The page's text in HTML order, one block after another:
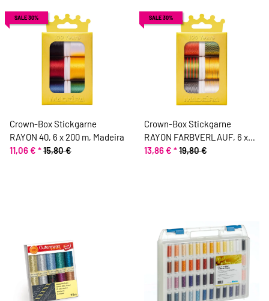
SALE 30%
Crown-Box Stickgarne
RAYON 40, 6 x 200 m, Madeira
11,06 € *15,80 €
SALE 30%
Crown-Box Stickgarne
RAYON FARBVERLAUF, 6 x
200 m, Madeira
13,86 € *19,80 €